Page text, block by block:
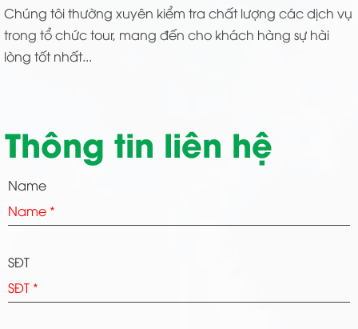
Chúng tôi thường xuyên kiểm tra chất lượng các dịch vụ
trong tổ chức tour, mang đến cho khách hàng sự hài
lòng tốt nhất...
Thông tin liên hệ
Name
SĐT